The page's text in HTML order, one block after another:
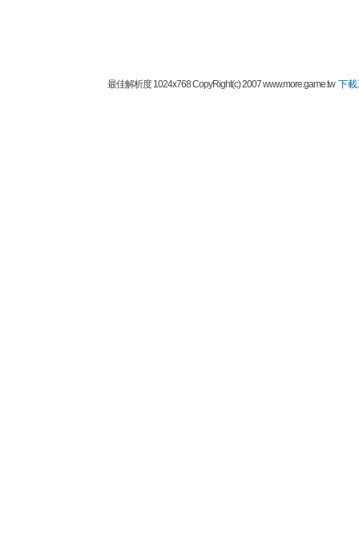
最佳解析度 1024x768 CopyRight(c) 2007 www.more.game.tw 下